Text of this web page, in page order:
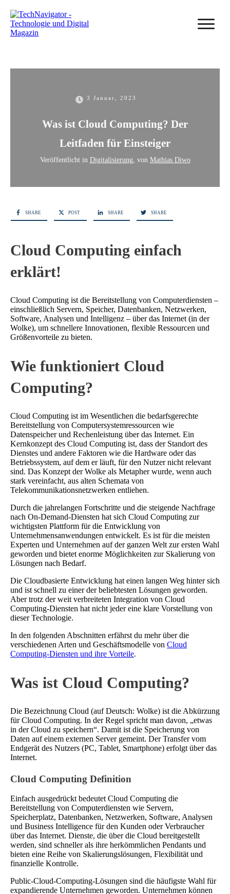
3 Januar, 2023
Was ist Cloud Computing? Der
Leitfaden für Einsteiger
Veröffentlicht in Digitalisierung , von Mathias Diwo
SHARE POST SHARE SHARE
Cloud Computing einfach
erklärt!
Cloud Computing ist die Bereitstellung von Computerdiensten –
einschließlich Servern, Speicher, Datenbanken, Netzwerken,
Software, Analysen und Intelligenz – über das Internet (in der
Wolke), um schnellere Innovationen, flexible Ressourcen und
Größenvorteile zu bieten.
Wie funktioniert Cloud
Computing?
Cloud Computing ist im Wesentlichen die bedarfsgerechte
Bereitstellung von Computersystemressourcen wie
Datenspeicher und Rechenleistung über das Internet. Ein
Kernkonzept des Cloud Computing ist, dass der Standort des
Dienstes und andere Faktoren wie die Hardware oder das
Betriebssystem, auf dem er läuft, für den Nutzer nicht relevant
sind. Das Konzept der Wolke als Metapher wurde, wenn auch
stark vereinfacht, aus alten Schemata von
Telekommunikationsnetzwerken entliehen.
Durch die jahrelangen Fortschritte und die steigende Nachfrage
nach On-Demand-Diensten hat sich Cloud Computing zur
wichtigsten Plattform für die Entwicklung von
Unternehmensanwendungen entwickelt. Es ist für die meisten
Experten und Unternehmen auf der ganzen Welt zur ersten Wahl
geworden und bietet enorme Möglichkeiten zur Skalierung von
Lösungen nach Bedarf.
Die Cloudbasierte Entwicklung hat einen langen Weg hinter sich
und ist schnell zu einer der beliebtesten Lösungen geworden.
Aber trotz der weit verbreiteten Integration von Cloud
Computing-Diensten hat nicht jeder eine klare Vorstellung von
dieser Technologie.
In den folgenden Abschnitten erfährst du mehr über die
verschiedenen Arten und Geschäftsmodelle von Cloud
Computing-Diensten und ihre Vorteile.
Was ist Cloud Computing?
Die Bezeichnung Cloud (auf Deutsch: Wolke) ist die Abkürzung
für Cloud Computing. In der Regel spricht man davon, „etwas
in der Cloud zu speichern“. Damit ist die Speicherung von
Daten auf einem externen Server gemeint. Der Transfer vom
Endgerät des Nutzers (PC, Tablet, Smartphone) erfolgt über das
Internet.
Cloud Computing Definition
Einfach ausgedrückt bedeutet Cloud Computing die
Bereitstellung von Computerdiensten wie Servern,
Speicherplatz, Datenbanken, Netzwerken, Software, Analysen
und Business Intelligence für den Kunden oder Verbraucher
über das Internet. Dienste, die über die Cloud bereitgestellt
werden, sind schneller als ihre herkömmlichen Pendants und
bieten eine Reihe von Skalierungslösungen, Flexibilität und
finanzielle Kontrolle.
Public-Cloud-Computing-Lösungen sind die häufigste Wahl für
expandierende Unternehmen geworden. Unternehmen können